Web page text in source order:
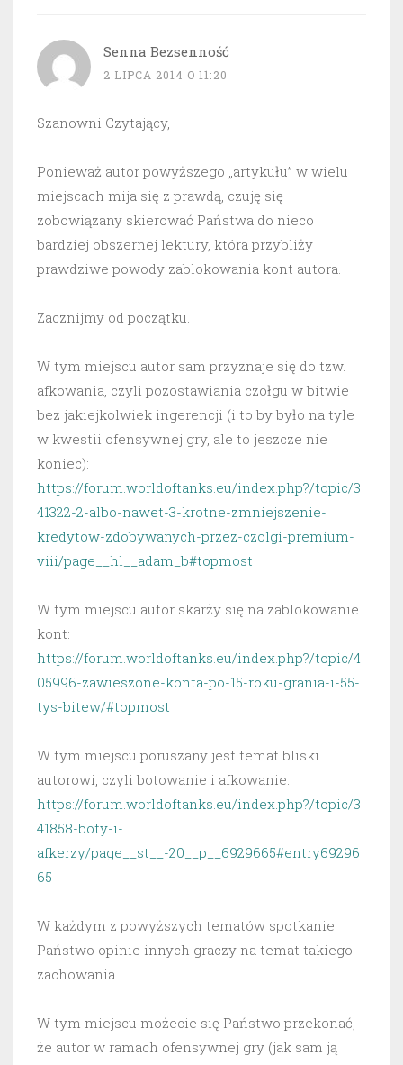
Senna Bezsenność
2 LIPCA 2014 O 11:20
Szanowni Czytający,
Ponieważ autor powyższego „artykułu” w wielu
miejscach mija się z prawdą, czuję się
zobowiązany skierować Państwa do nieco
bardziej obszernej lektury, która przybliży
prawdziwe powody zablokowania kont autora.
Zacznijmy od początku.
W tym miejscu autor sam przyznaje się do tzw.
afkowania, czyli pozostawiania czołgu w bitwie
bez jakiejkolwiek ingerencji (i to by było na tyle
w kwestii ofensywnej gry, ale to jeszcze nie
koniec):
https://forum.worldoftanks.eu/index.php?/topic/3
41322-2-albo-nawet-3-krotne-zmniejszenie-
kredytow-zdobywanych-przez-czolgi-premium-
viii/page__hl__adam_b#topmost
W tym miejscu autor skarży się na zablokowanie
kont:
https://forum.worldoftanks.eu/index.php?/topic/4
05996-zawieszone-konta-po-15-roku-grania-i-55-
tys-bitew/#topmost
W tym miejscu poruszany jest temat bliski
autorowi, czyli botowanie i afkowanie:
https://forum.worldoftanks.eu/index.php?/topic/3
41858-boty-i-
afkerzy/page__st__-20__p__6929665#entry69296
65
W każdym z powyższych tematów spotkanie
Państwo opinie innych graczy na temat takiego
zachowania.
W tym miejscu możecie się Państwo przekonać,
że autor w ramach ofensywnej gry (jak sam ją